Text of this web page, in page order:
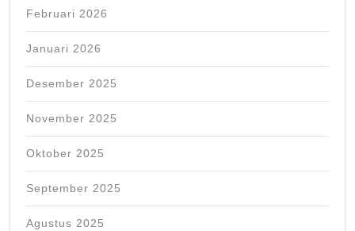
Februari 2026
Januari 2026
Desember 2025
November 2025
Oktober 2025
September 2025
Agustus 2025